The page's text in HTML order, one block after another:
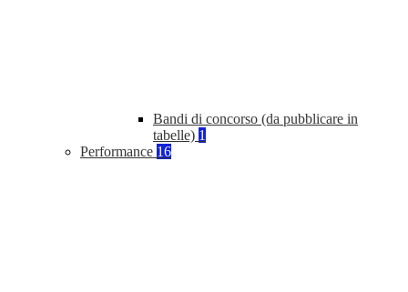
Bandi di concorso (da pubblicare in
tabelle) 1
Performance 16